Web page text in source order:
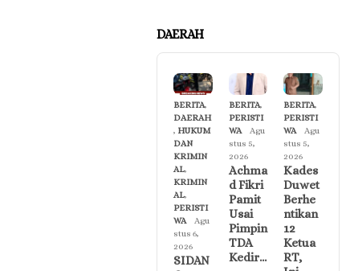
DAERAH
BERITA,
DAERAH
, HUKUM
DAN
KRIMIN
AL,
KRIMIN
AL,
PERISTI
WA
Agu
stus 6,
2026
SIDAN
BERITA,
PERISTI
WA
Agu
stus 5,
2026
Achma
d Fikri
Pamit
Usai
Pimpin
TDA
Kedir…
BERITA,
PERISTI
WA
Agu
stus 5,
2026
Kades
Duwet
Berhe
ntikan
12
Ketua
RT,